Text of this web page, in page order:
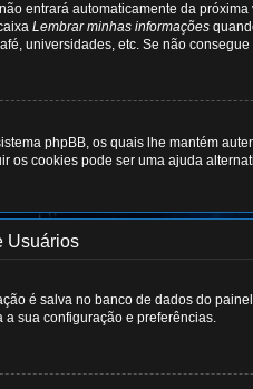
entrará automaticamente da
Lembrar minhas informações
universidades, etc. Se não
phpBB, os quais lhe mantém
os cookies pode ser uma ajuda
Usuários
é salva no banco de dados do
a sua configuração e preferências.